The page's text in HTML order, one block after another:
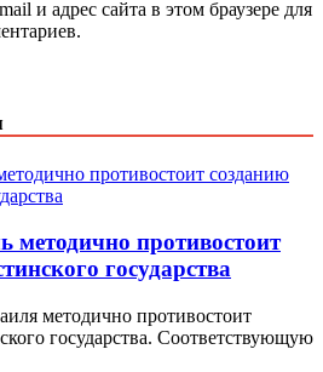
и адрес сайта в этом браузере для
методично противостоит
государства
методично противостоит
государства. Соответствующую